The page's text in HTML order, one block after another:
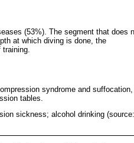
(53%). The segment that does
at which diving is done, the
training.
syndrome and suffocation,
tables.
sickness; alcohol drinking (source: